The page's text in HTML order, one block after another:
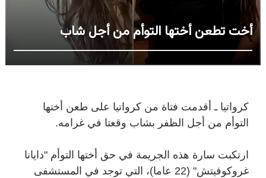
أخت تطعن أختها التوأم من أجل شاب
كرواتيا ـ أقدمت فتاة من كرواتيا على طعن أختها
التوأم من أجل الظفر بشاب وقعتا في غرامه.
ارتكبت سارة هذه الجريمة في حق أختها التوأم "دايانا
غروكوفيتش" (22 عاما)، التي توجد في المستشفى